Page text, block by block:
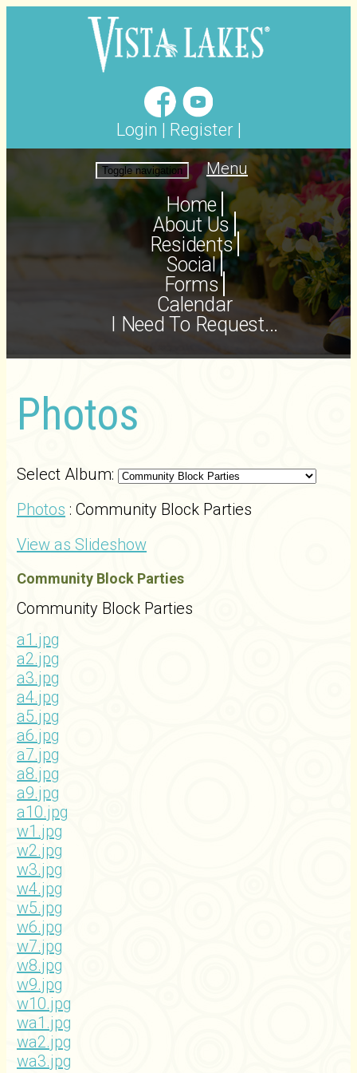
Login | Register |
Toggle navigation Menu
Home
About Us
Residents
Social
Forms
Calendar
I Need To Request...
Photos
Select Album:
Photos : Community Block Parties
View as Slideshow
Community Block Parties
Community Block Parties
a1.jpg
a2.jpg
a3.jpg
a4.jpg
a5.jpg
a6.jpg
a7.jpg
a8.jpg
a9.jpg
a10.jpg
w1.jpg
w2.jpg
w3.jpg
w4.jpg
w5.jpg
w6.jpg
w7.jpg
w8.jpg
w9.jpg
w10.jpg
wa1.jpg
wa2.jpg
wa3.jpg